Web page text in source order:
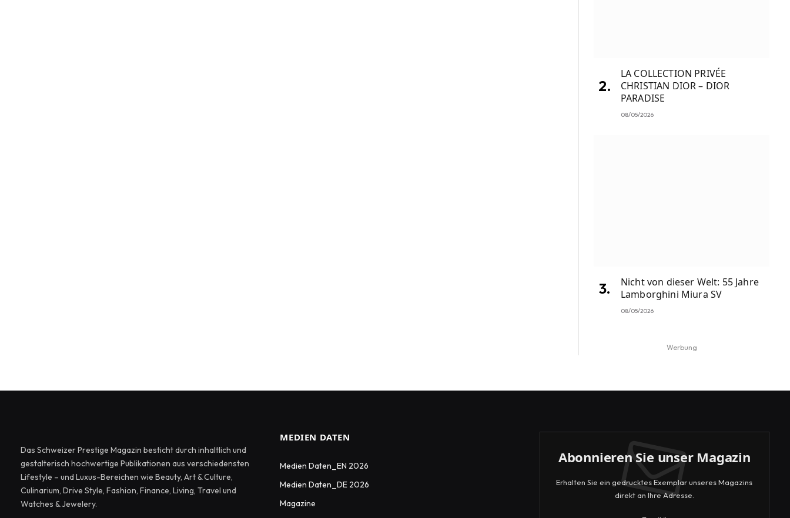
LA COLLECTION PRIVÉE
CHRISTIAN DIOR – DIOR
PARADISE
08/05/2026
Nicht von dieser Welt: 55 Jahre
Lamborghini Miura SV
08/05/2026
Werbung
Das Schweizer Prestige Magazin besticht durch inhaltlich und
gestalterisch hochwertige Publikationen aus verschiedensten
Lifestyle – und Luxus-Bereichen wie Beauty, Art & Culture,
Culinarium, Drive Style, Fashion, Finance, Living, Travel und
Watches & Jewelery.
MEDIEN DATEN
Medien Daten_EN 2026
Medien Daten_DE 2026
Magazine
Abonnieren Sie unser Magazin
Erhalten Sie ein gedrucktes Exemplar unseres Magazins
direkt an Ihre Adresse.